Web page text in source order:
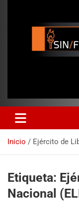
Inicio Ejército de
Etiqueta:
Nacional